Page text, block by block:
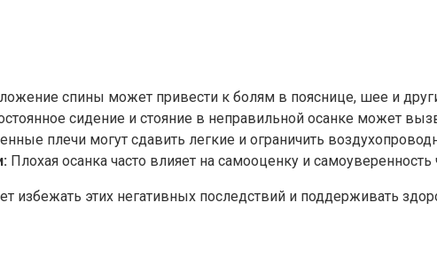
спины может привести к болям в пояснице, шее и
сидение и стояние в неправильной осанке может
плечи могут сдавить легкие и ограничить
Плохая осанка часто влияет на самооценку и
избежать этих негативных последствий и поддерживать